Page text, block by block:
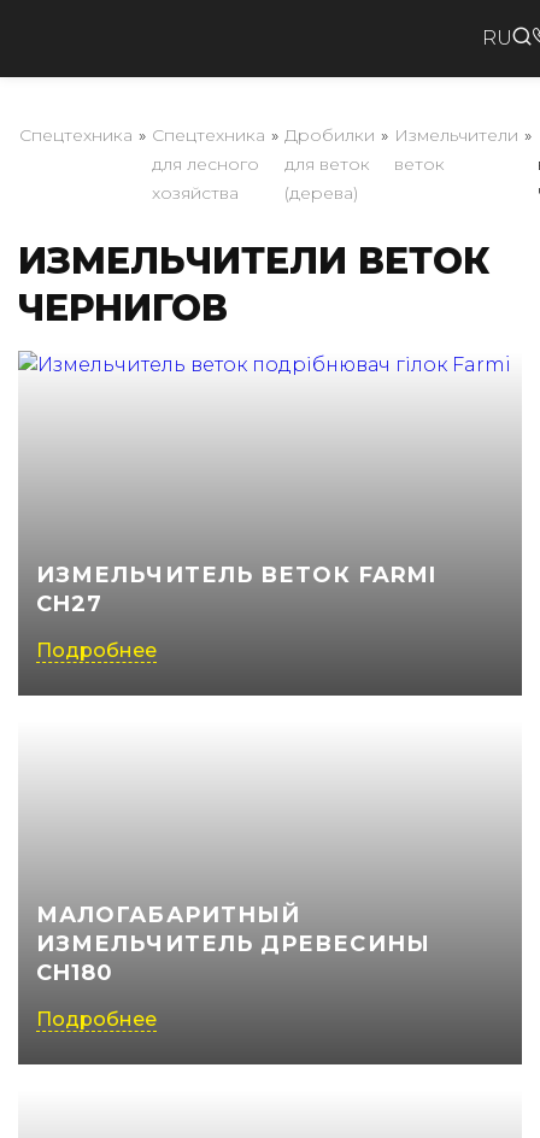
RU
(050) 347-27-05
(067) 351-45-15
Спецтехника » Спецтехника
для лесного
хозяйства
» Дробилки
для веток
(дерева)
» Измельчители
веток
»
ИЗМЕЛЬЧИТЕЛИ ВЕТОК
ЧЕРНИГОВ
ИЗМЕЛЬЧИТЕЛЬ ВЕТОК FARMI
CH27
Подробнее
МАЛОГАБАРИТНЫЙ
ИЗМЕЛЬЧИТЕЛЬ ДРЕВЕСИНЫ
CH180
Подробнее